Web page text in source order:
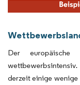
Der europäische
wettbewerbsintensiv.
derzeit einige